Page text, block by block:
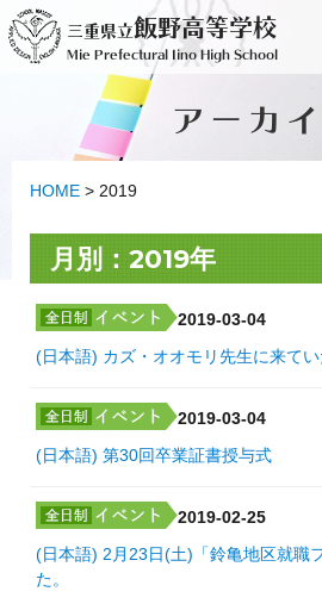
Skip
to
content
三重県立飯野高等学校
Mie Prefectural Iino High School
アーカ
HOME > 2019
月別：2019年
2019-03-04
(日本語) カズ・オオモリ先生に来てい
2019-03-04
(日本語) 第30回卒業証書授与式
2019-02-25
(日本語) 2月23日(土)「鈴亀地区就職
た。